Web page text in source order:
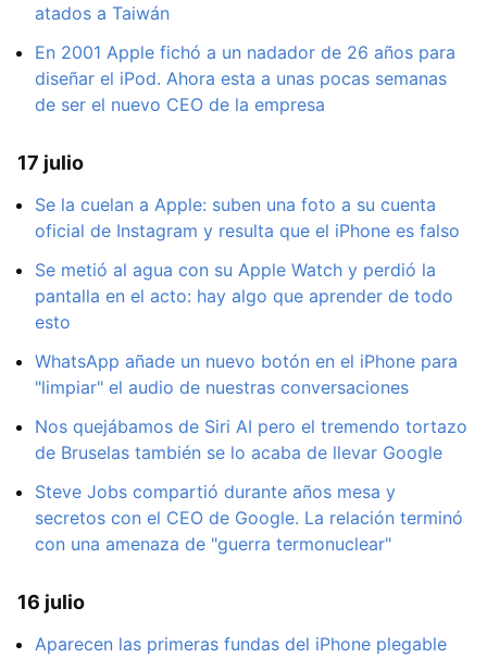
atados a Taiwán
En 2001 Apple fichó a un nadador de 26 años para
diseñar el iPod. Ahora esta a unas pocas semanas
de ser el nuevo CEO de la empresa
17 julio
Se la cuelan a Apple: suben una foto a su cuenta
oficial de Instagram y resulta que el iPhone es falso
Se metió al agua con su Apple Watch y perdió la
pantalla en el acto: hay algo que aprender de todo
esto
WhatsApp añade un nuevo botón en el iPhone para
"limpiar" el audio de nuestras conversaciones
Nos quejábamos de Siri AI pero el tremendo tortazo
de Bruselas también se lo acaba de llevar Google
Steve Jobs compartió durante años mesa y
secretos con el CEO de Google. La relación terminó
con una amenaza de "guerra termonuclear"
16 julio
Aparecen las primeras fundas del iPhone plegable